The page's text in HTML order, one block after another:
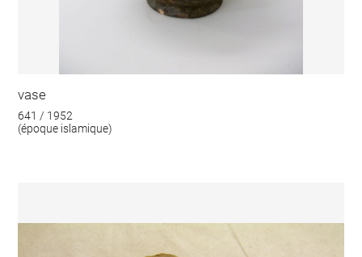
vase
641 / 1952
(époque islamique)